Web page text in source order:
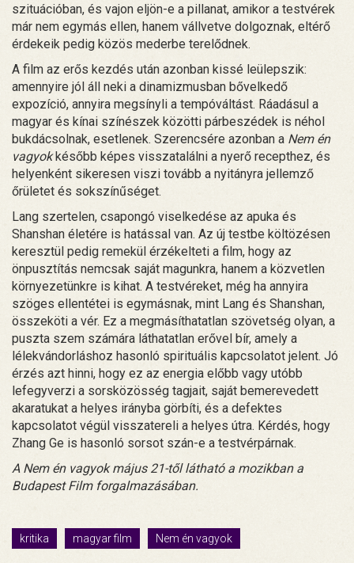
szituációban, és vajon eljön-e a pillanat, amikor a testvérek
már nem egymás ellen, hanem vállvetve dolgoznak, eltérő
érdekeik pedig közös mederbe terelődnek.
A film az erős kezdés után azonban kissé leülepszik:
amennyire jól áll neki a dinamizmusban bővelkedő
expozíció, annyira megsínyli a tempóváltást. Ráadásul a
magyar és kínai színészek közötti párbeszédek is néhol
bukdácsolnak, esetlenek. Szerencsére azonban a Nem én
vagyokkésőbb képes visszatalálni a nyerő recepthez, és
helyenként sikeresen viszi tovább a nyitányra jellemző
őrületet és sokszínűséget.
Lang szertelen, csapongó viselkedése az apuka és
Shanshan életére is hatással van. Az új testbe költözésen
keresztül pedig remekül érzékelteti a film, hogy az
önpusztítás nemcsak saját magunkra, hanem a közvetlen
környezetünkre is kihat. A testvéreket, még ha annyira
szöges ellentétei is egymásnak, mint Lang és Shanshan,
összeköti a vér. Ez a megmásíthatatlan szövetség olyan, a
puszta szem számára láthatatlan erővel bír, amely a
lélekvándorláshoz hasonló spirituális kapcsolatot jelent. Jó
érzés azt hinni, hogy ez az energia előbb vagy utóbb
lefegyverzi a sorsközösség tagjait, saját bemerevedett
akaratukat a helyes irányba görbíti, és a defektes
kapcsolatot végül visszatereli a helyes útra. Kérdés, hogy
Zhang Ge is hasonló sorsot szán-e a testvérpárnak.
A Nem én vagyok május 21-től látható a mozikban a
Budapest Film forgalmazásában.
kritika magyar film Nem én vagyok